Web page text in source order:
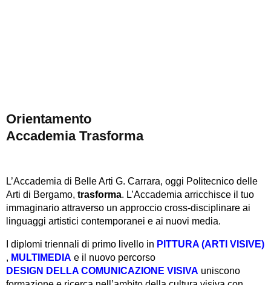
Orientamento
Accademia Trasforma
L’Accademia di Belle Arti G. Carrara, oggi Politecnico delle
Arti di Bergamo, trasforma. L’Accademia arricchisce il tuo
immaginario attraverso un approccio cross-disciplinare ai
linguaggi artistici contemporanei e ai nuovi media.
diplomi triennali di primo livello in PITTURA (ARTI VISIVE)
, MULTIMEDIA e il nuovo percorso
DESIGN DELLA COMUNICAZIONE VISIVA uniscono